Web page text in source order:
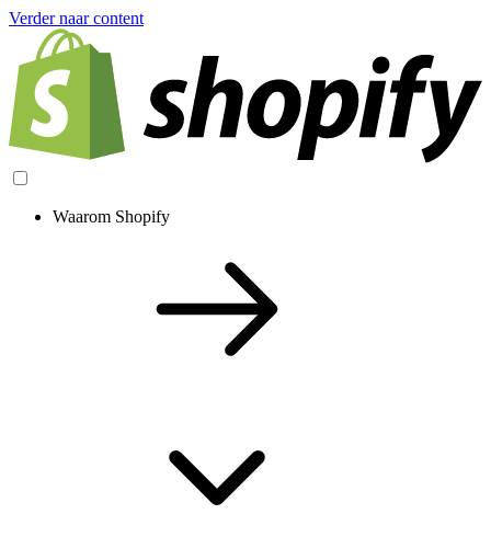
Verder naar content
Waarom Shopify